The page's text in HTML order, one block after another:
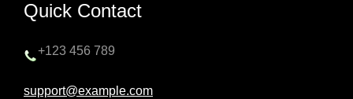
Quick Contact
+123 456 789
support@example.com